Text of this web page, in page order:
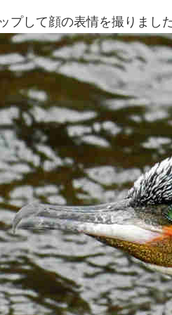
プして顔の表情を撮りまし